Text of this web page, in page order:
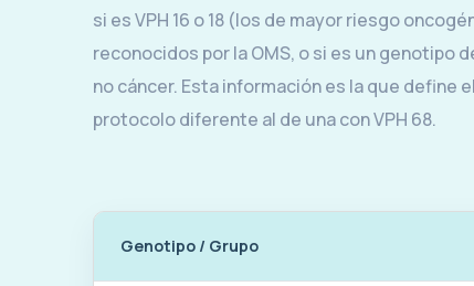
si es VPH 16 o 18 (los de mayor riesgo
reconocidos por la OMS, o si es un genotipo
no cáncer. Esta información es la que define
protocolo diferente al de una con VPH 68.
Genotipo / Grupo